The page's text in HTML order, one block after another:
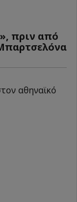
πριν από